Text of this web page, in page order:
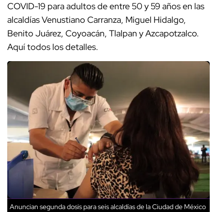
COVID-19 para adultos de entre 50 y 59 años en las
alcaldías Venustiano Carranza, Miguel Hidalgo,
Benito Juárez, Coyoacán, Tlalpan y Azcapotzalco.
Aquí todos los detalles.
Anuncian segunda dosis para seis alcaldías de la Ciudad de México